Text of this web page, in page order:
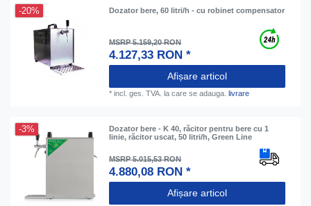
-20% Dozator bere, 60 litri/h - cu robinet compensator
MSRP 5.159,20 RON
4.127,33 RON *
Afișare articol
*incl. ges. TVA. la care se adauga.livrare
-3%
Dozator bere - K 40, răcitor pentru bere cu 1
linie, răcitor uscat, 50 litri/h, Green Line
MSRP 5.015,53 RON
4.880,08 RON *
Afișare articol